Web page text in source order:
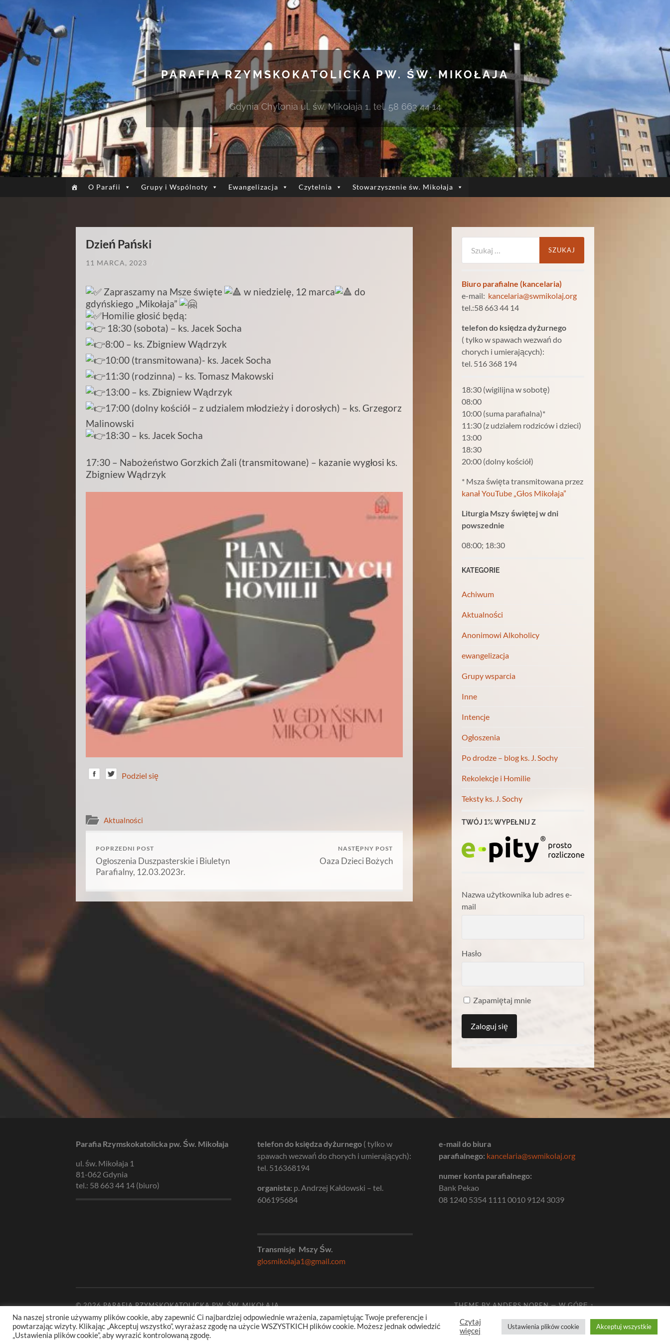
PARAFIA RZYMSKOKATOLICKA PW. ŚW. MIKOŁAJA
Gdynia Chylonia ul. św. Mikołaja 1, tel. 58 663 44 14
O Parafii Grupy i Wspólnoty Ewangelizacja Czytelnia Stowarzyszenie św. Mikołaja
Dzień Pański
11 MARCA, 2023
Zapraszamy na Msze święte w niedzielę, 12 marca
do
gdyńskiego „Mikołaja”️
Homilie głosić będą:
18:30 (sobota) – ks. Jacek Socha
8:00 – ks. Zbigniew Wądrzyk
10:00 (transmitowana)- ks. Jacek Socha
11:30 (rodzinna) – ks. Tomasz Makowski
13:00 – ks. Zbigniew Wądrzyk
17:00 (dolny kościół – z udzialem młodzieży i dorosłych) – ks. Grzegorz
Malinowski
18:30 – ks. Jacek Socha
17:30 – Nabożeństwo Gorzkich Żali (transmitowane) – kazanie wygłosi ks.
Zbigniew Wądrzyk
Podziel się
Aktualności
POPRZEDNI POST
Ogłoszenia Duszpasterskie i Biuletyn
Parafialny, 12.03.2023r.
NASTĘPNY POST
Oaza Dzieci Bożych
Biuro parafialne (kancelaria)
e-mail: kancelaria@swmikolaj.org
tel.:58 663 44 14
telefon do księdza dyżurnego
( tylko w spawach wezwań do
chorych i umierających):
tel. 516 368 194
18:30 (wigilijna w sobotę)
08:00
10:00 (suma parafialna)*
11:30 (z udziałem rodziców i dzieci)
13:00
18:30
20:00 (dolny kościół)
* Msza święta transmitowana przez
kanał YouTube „Głos Mikołaja”
Liturgia Mszy świętej w dni
powszednie
08:00; 18:30
KATEGORIE
Achiwum
Aktualności
Anonimowi Alkoholicy
ewangelizacja
Grupy wsparcia
Inne
Intencje
Ogłoszenia
Po drodze – blog ks. J. Sochy
Rekolekcje i Homilie
Teksty ks. J. Sochy
TWÓJ 1% WYPEŁNIJ Z
Nazwa użytkownika lub adres e-
mail
Hasło
Zapamiętaj mnie
Parafia Rzymskokatolicka pw. Św. Mikołaja
ul. św. Mikołaja 1
81-062 Gdynia
tel.: 58 663 44 14 (biuro)
telefon do księdza dyżurnego ( tylko w
spawach wezwań do chorych i umierających):
tel. 516368194
organista: p. Andrzej Kałdowski – tel.
606195684
Transmisje Mszy Św.
glosmikolaja1@gmail.com
e-mail do biura
parafialnego: kancelaria@swmikolaj.org
numer konta parafialnego:
Bank Pekao
08 1240 5354 1111 0010 9124 3039
© 2026PARAFIA RZYMSKOKATOLICKA PW. ŚW. MIKOŁAJA THEME BYANDERS NOREN—W GÓRĘ ↑
Na naszej stronie używamy plików cookie, aby zapewnić Ci najbardziej odpowiednie wrażenia, zapamiętując Twoje preferencje i
powtarzając wizyty. Klikając „Akceptuj wszystko”, wyrażasz zgodę na użycie WSZYSTKICH plików cookie. Możesz jednak odwiedzić
„Ustawienia plików cookie”, aby wyrazić kontrolowaną zgodę.
Czytaj
więcej
Ustawienia plików cookie Akceptuj wszystkie